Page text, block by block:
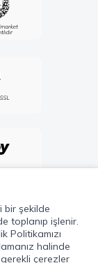
bir şekilde
toplanıp işlenir.
Politikamızı
halinde
gerekli çerezler